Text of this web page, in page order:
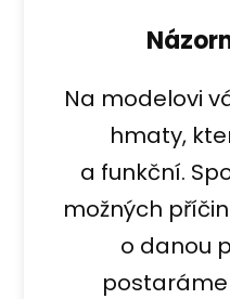
Na modelovi
hmaty,
a funkční.
možných
o danou